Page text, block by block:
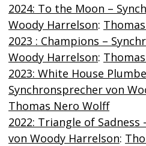
2024: To the Moon –
Woody Harrelson:
2023 : Champions –
Woody Harrelson:
2023: White House
Synchronsprecher von
Thomas Nero Wolff
2022: Triangle of
von Woody Harrelson: